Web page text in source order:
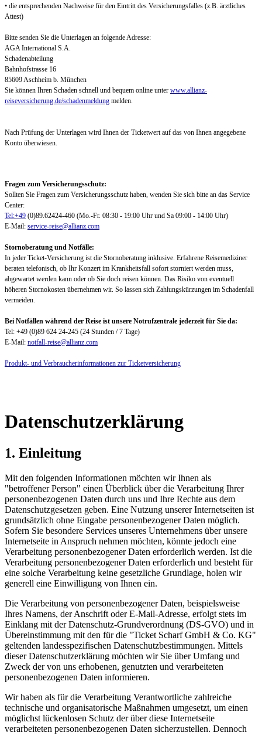
• die entsprechenden Nachweise für den Eintritt des Versicherungsfalles (z.B. ärztliches
Attest)
Bitte senden Sie die Unterlagen an folgende Adresse:
AGA International S.A.
Schadenabteilung
Bahnhofstrasse 16
85609 Aschheim b. München
Sie können Ihren Schaden schnell und bequem online unter www.allianz-
reiseversicherung.de/schadenmeldung melden.
Nach Prüfung der Unterlagen wird Ihnen der Ticketwert auf das von Ihnen angegebene
Konto überwiesen.
Fragen zum Versicherungsschutz:
Sollten Sie Fragen zum Versicherungsschutz haben, wenden Sie sich bitte an das Service
Center:
Tel:+49 (0)89.62424-460 (Mo.-Fr. 08:30 - 19:00 Uhr und Sa 09:00 - 14:00 Uhr)
E-Mail: service-reise@allianz.com
Stornoberatung und Notfälle:
In jeder Ticket-Versicherung ist die Stornoberatung inklusive. Erfahrene Reisemediziner
beraten telefonisch, ob Ihr Konzert im Krankheitsfall sofort storniert werden muss,
abgewartet werden kann oder ob Sie doch reisen können. Das Risiko von eventuell
höheren Stornokosten übernehmen wir. So lassen sich Zahlungskürzungen im Schadenfall
vermeiden.
Bei Notfällen während der Reise ist unsere Notrufzentrale jederzeit für Sie da:
Tel: +49 (0)89 624 24-245 (24 Stunden / 7 Tage)
E-Mail: notfall-reise@allianz.com
Produkt- und Verbraucherinformationen zur Ticketversicherung
Datenschutzerklärung
1. Einleitung
Mit den folgenden Informationen möchten wir Ihnen als
"betroffener Person" einen Überblick über die Verarbeitung Ihrer
personenbezogenen Daten durch uns und Ihre Rechte aus dem
Datenschutzgesetzen geben. Eine Nutzung unserer Internetseiten ist
grundsätzlich ohne Eingabe personenbezogener Daten möglich.
Sofern Sie besondere Services unseres Unternehmens über unsere
Internetseite in Anspruch nehmen möchten, könnte jedoch eine
Verarbeitung personenbezogener Daten erforderlich werden. Ist die
Verarbeitung personenbezogener Daten erforderlich und besteht für
eine solche Verarbeitung keine gesetzliche Grundlage, holen wir
generell eine Einwilligung von Ihnen ein.
Die Verarbeitung von personenbezogener Daten, beispielsweise
Ihres Namens, der Anschrift oder E-Mail-Adresse, erfolgt stets im
Einklang mit der Datenschutz-Grundverordnung (DS-GVO) und in
Übereinstimmung mit den für die "Ticket Scharf GmbH & Co. KG"
geltenden landesspezifischen Datenschutzbestimmungen. Mittels
dieser Datenschutzerklärung möchten wir Sie über Umfang und
Zweck der von uns erhobenen, genutzten und verarbeiteten
personenbezogenen Daten informieren.
Wir haben als für die Verarbeitung Verantwortliche zahlreiche
technische und organisatorische Maßnahmen umgesetzt, um einen
möglichst lückenlosen Schutz der über diese Internetseite
verarbeiteten personenbezogenen Daten sicherzustellen. Dennoch